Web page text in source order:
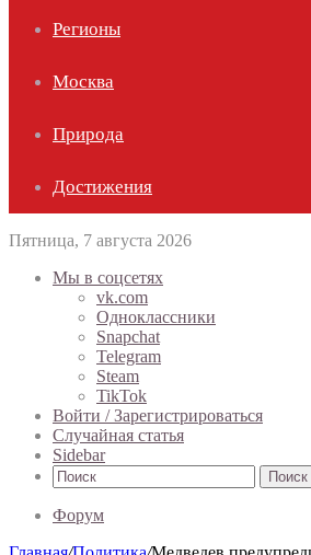
Регионы
Москва
Природа
Достижения
Пятница, 7 августа 2026
Мы в соцсетях
vk.com
Одноклассники
Snapchat
Telegram
Steam
TikTok
Войти / Зарегистрироваться
Случайная статья
Sidebar
Поиск
Форум